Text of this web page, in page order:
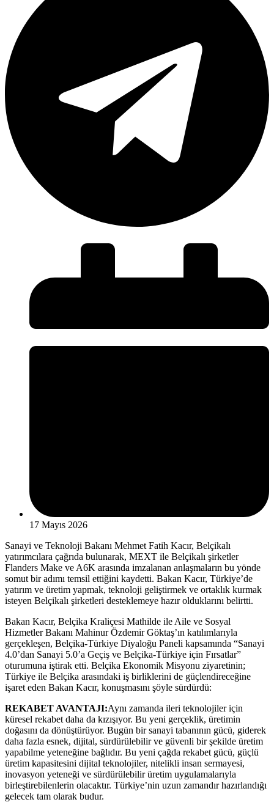
17 Mayıs 2026
Sanayi ve Teknoloji Bakanı Mehmet Fatih Kacır, Belçikalı
yatırımcılara çağrıda bulunarak, MEXT ile Belçikalı şirketler
Flanders Make ve A6K arasında imzalanan anlaşmaların bu yönde
somut bir adımı temsil ettiğini kaydetti. Bakan Kacır, Türkiye’de
yatırım ve üretim yapmak, teknoloji geliştirmek ve ortaklık kurmak
isteyen Belçikalı şirketleri desteklemeye hazır olduklarını belirtti.
Bakan Kacır, Belçika Kraliçesi Mathilde ile Aile ve Sosyal
Hizmetler Bakanı Mahinur Özdemir Göktaş’ın katılımlarıyla
gerçekleşen, Belçika-Türkiye Diyaloğu Paneli kapsamında “Sanayi
4.0’dan Sanayi 5.0’a Geçiş ve Belçika-Türkiye için Fırsatlar”
oturumuna iştirak etti. Belçika Ekonomik Misyonu ziyaretinin;
Türkiye ile Belçika arasındaki iş birliklerini de güçlendireceğine
işaret eden Bakan Kacır, konuşmasını şöyle sürdürdü:
REKABET AVANTAJI:Aynı zamanda ileri teknolojiler için
küresel rekabet daha da kızışıyor. Bu yeni gerçeklik, üretimin
doğasını da dönüştürüyor. Bugün bir sanayi tabanının gücü, giderek
daha fazla esnek, dijital, sürdürülebilir ve güvenli bir şekilde üretim
yapabilme yeteneğine bağlıdır. Bu yeni çağda rekabet gücü, güçlü
üretim kapasitesini dijital teknolojiler, nitelikli insan sermayesi,
inovasyon yeteneği ve sürdürülebilir üretim uygulamalarıyla
birleştirebilenlerin olacaktır. Türkiye’nin uzun zamandır hazırlandığı
gelecek tam olarak budur.